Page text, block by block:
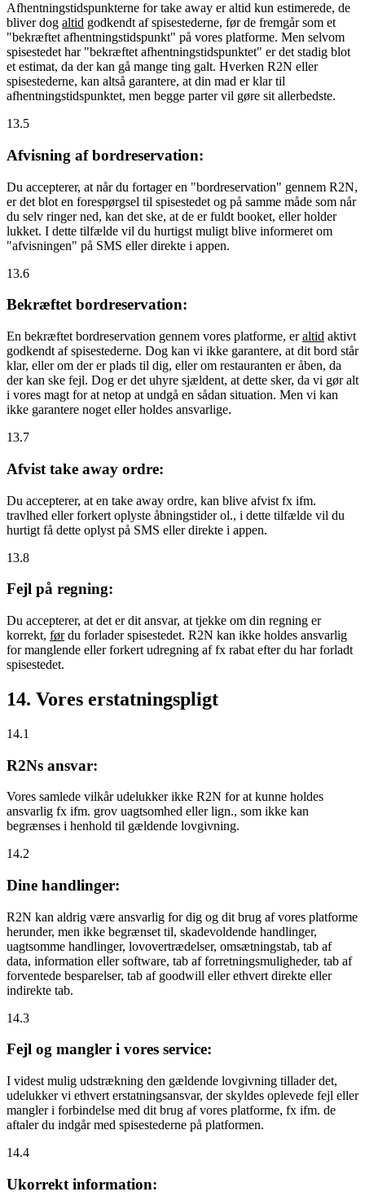
Afhentningstidspunkterne for take away er altid kun estimerede, de
bliver dog altid godkendt af spisestederne, før de fremgår som et
"bekræftet afhentningstidspunkt" på vores platforme. Men selvom
spisestedet har "bekræftet afhentningstidspunktet" er det stadig blot
et estimat, da der kan gå mange ting galt. Hverken R2N eller
spisestederne, kan altså garantere, at din mad er klar til
afhentningstidspunktet, men begge parter vil gøre sit allerbedste.
13.5
Afvisning af bordreservation:
Du accepterer, at når du fortager en "bordreservation" gennem R2N,
er det blot en forespørgsel til spisestedet og på samme måde som når
du selv ringer ned, kan det ske, at de er fuldt booket, eller holder
lukket. I dette tilfælde vil du hurtigst muligt blive informeret om
"afvisningen" på SMS eller direkte i appen.
13.6
Bekræftet bordreservation:
En bekræftet bordreservation gennem vores platforme, eraltid aktivt
godkendt af spisestederne. Dog kan vi ikke garantere, at dit bord står
klar, eller om der er plads til dig, eller om restauranten er åben, da
der kan ske fejl. Dog er det uhyre sjældent, at dette sker, da vi gør alt
i vores magt for at netop at undgå en sådan situation. Men vi kan
ikke garantere noget eller holdes ansvarlige.
13.7
Afvist take away ordre:
Du accepterer, at en take away ordre, kan blive afvist fx ifm.
travlhed eller forkert oplyste åbningstider ol., i dette tilfælde vil du
hurtigt få dette oplyst på SMS eller direkte i appen.
13.8
Fejl på regning:
Du accepterer, at det er dit ansvar, at tjekke om din regning er
korrekt, førdu forlader spisestedet. R2N kan ikke holdes ansvarlig
for manglende eller forkert udregning af fx rabat efter du har forladt
spisestedet.
14. Vores erstatningspligt
14.1
R2Ns ansvar:
Vores samlede vilkår udelukker ikke R2N for at kunne holdes
ansvarlig fx ifm. grov uagtsomhed eller lign., som ikke kan
begrænses i henhold til gældende lovgivning.
14.2
Dine handlinger:
R2N kan aldrig være ansvarlig for dig og dit brug af vores platforme
herunder, men ikke begrænset til, skadevoldende handlinger,
uagtsomme handlinger, lovovertrædelser, omsætningstab, tab af
data, information eller software, tab af forretningsmuligheder, tab af
forventede besparelser, tab af goodwill eller ethvert direkte eller
indirekte tab.
14.3
Fejl og mangler i vores service:
I videst mulig udstrækning den gældende lovgivning tillader det,
udelukker vi ethvert erstatningsansvar, der skyldes oplevede fejl eller
mangler i forbindelse med dit brug af vores platforme, fx ifm. de
aftaler du indgår med spisestederne på platformen.
14.4
Ukorrekt information: